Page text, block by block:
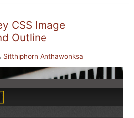
CSS Image
Outline
Sitthiphorn Anthawonksa